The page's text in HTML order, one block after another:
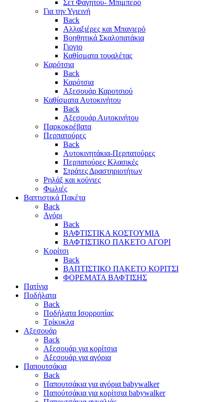
Σετ Φαγητού- Μπιμπερό
Για την Υγιεινή
Back
Αλλαξιέρες και Μπανιερό
Βοηθητικά Σκαλοπατάκια
Γιογιο
Καθίσματα τουαλέτας
Καρότσια
Back
Καρότσια
Αξεσουάρ Καροτσιού
Καθίσματα Αυτοκινήτου
Back
Αξεσουάρ Αυτοκινήτου
Παρκοκρέβατα
Περπατούρες
Back
Αυτοκινητάκια-Περπατούρες
Περπατούρες Κλασικές
Στράτες Δραστηριοτήτων
Ρηλάξ και κούνιες
Φωλιές
Βαπτιστικά Πακέτα
Back
Αγόρι
Back
ΒΑΦΤΙΣΤΙΚΑ ΚΟΣΤΟΥΜΙΑ
ΒΑΦΤΙΣΤΙΚΟ ΠΑΚΕΤΟ ΑΓΟΡΙ
Κορίτσι
Back
ΒΑΠΤΙΣΤΙΚΟ ΠΑΚΕΤΟ ΚΟΡΙΤΣΙ
ΦΟΡΕΜΑΤΑ ΒΑΦΤΙΣΗΣ
Πατίνια
Ποδήλατα
Back
Ποδήλατα Ισορροπίας
Τρίκυκλα
Αξεσουάρ
Back
Αξεσουάρ για κορίτσια
Αξεσουάρ για αγόρια
Παπουτσάκια
Back
Παπουτσάκια για αγόρια babywalker
Παπούτσάκια για κορίτσια babywalker